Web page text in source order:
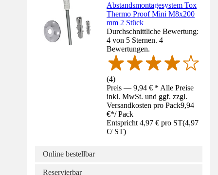
Abstandsmontagesystem Tox
Thermo Proof Mini M8x200
mm 2 Stück
Durchschnittliche Bewertung:
4 von 5 Sternen. 4
Bewertungen.
(4)
Preis — 9,94 € * Alle Preise
inkl. MwSt. und ggf. zzgl.
Versandkosten pro Pack9,94
€*/ Pack
Entspricht 4,97 € pro ST(4,97
€/ ST)
Online bestellbar
Reservierbar